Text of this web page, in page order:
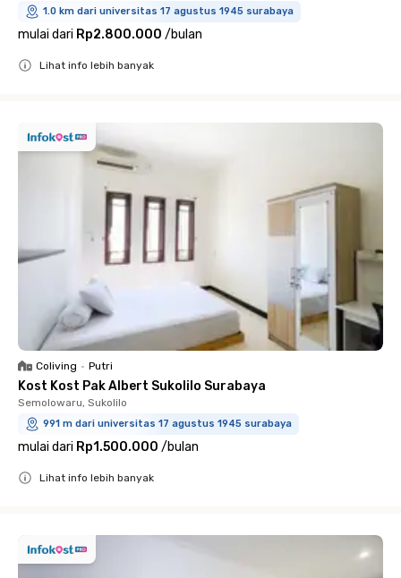
1.0 km dari universitas 17 agustus 1945 surabaya
mulai dari Rp2.800.000 /bulan
Lihat info lebih banyak
Coliving • Putri
Kost Kost Pak Albert Sukolilo Surabaya
Semolowaru, Sukolilo
991 m dari universitas 17 agustus 1945 surabaya
mulai dari Rp1.500.000 /bulan
Lihat info lebih banyak